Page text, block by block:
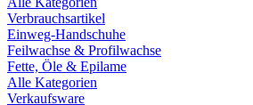
Verbrauchsartikel
Einweg-Handschuhe
Feilwachse & Profilwachse
Fette, Öle & Epilame
Alle Kategorien
Verkaufsware